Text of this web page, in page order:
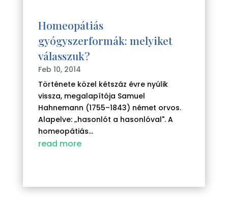
Homeopátiás
gyógyszerformák: melyiket
válasszuk?
Feb 10, 2014
Története közel kétszáz évre nyúlik
vissza, megalapítója Samuel
Hahnemann (1755–1843) német orvos.
Alapelve: „hasonlót a hasonlóval". A
homeopátiás...
read more